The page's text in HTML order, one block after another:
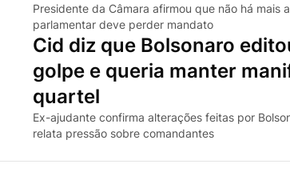
Presidente da Câmara afirmou que não há mais
parlamentar deve perder mandato
Cid diz que Bolsonaro
golpe e queria manter
quartel
Ex-ajudante confirma alterações feitas por
relata pressão sobre comandantes